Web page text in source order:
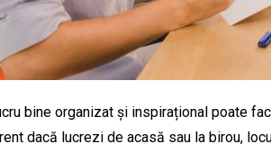
bine organizat și inspirațional poate
dacă lucrezi de acasă sau la birou,